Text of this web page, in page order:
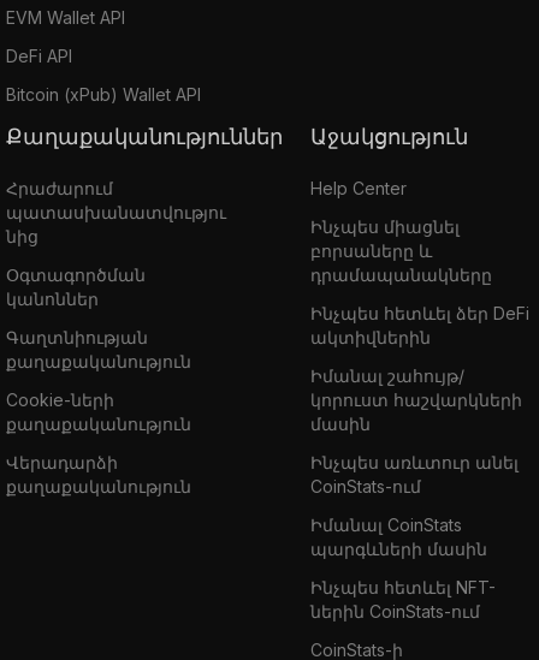
EVM Wallet API
DeFi API
Bitcoin (xPub) Wallet API
Քաղաքականություններ
Հրաժարում
պատասխանատվությու
նից
Օգտագործման
կանոններ
Գաղտնիության
քաղաքականություն
Cookie-ների
քաղաքականություն
Վերադարձի
քաղաքականություն
Աջակցություն
Help Center
Ինչպես միացնել
բորսաները և
դրամապանակները
Ինչպես հետևել ձեր DeFi
ակտիվներին
Իմանալ շահույթ/
կորուստ հաշվարկների
մասին
Ինչպես առևտուր անել
CoinStats-ում
Իմանալ CoinStats
պարգևների մասին
Ինչպես հետևել NFT-
ներին CoinStats-ում
CoinStats-ի